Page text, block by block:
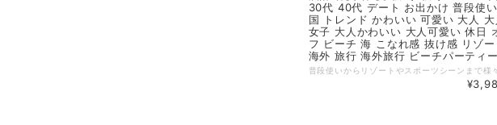
30代 40代 デート お出かけ 普段使
国 トレンド かわいい 可愛い 大人 大
女子 大人かわいい 大人可愛い 休日
フ ビーチ 海 こなれ感 抜け感 リゾー
海外 旅行 海外旅行 ビーチパーティー